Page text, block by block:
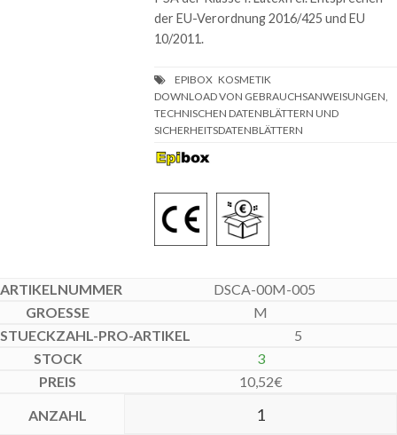
der EU-Verordnung 2016/425 und EU
10/2011.
DOWNLOAD VON GEBRAUCHSANWEISUNGEN,
TECHNISCHEN DATENBLÄTTERN UND
SICHERHEITSDATENBLÄTTERN
DSCA-00M-005
M
5
3
10,52€